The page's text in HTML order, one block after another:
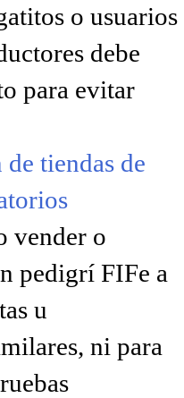
o usuarios
debe
para evitar
tiendas de
vender o
pedigrí FIFe a
u
ni para